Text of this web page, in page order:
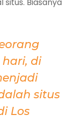
di
situs
Los